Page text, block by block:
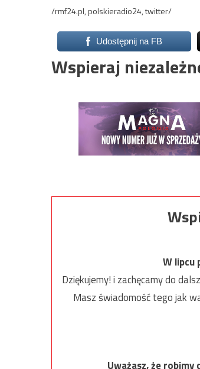
/rmf24.pl, polskieradio24, twitter/
Udostępnij na FB
Wspieraj
W lipcu
Dziękujemy! i zachęcamy do
Masz świadomość tego jak
Uważasz, że